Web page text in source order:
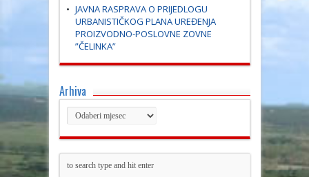
JAVNA RASPRAVA O PRIJEDLOGU
URBANISTIČKOG PLANA UREĐENJA
PROIZVODNO-POSLOVNE ZOVNE
”ČELINKA”
Arhiva